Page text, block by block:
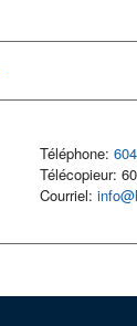
Téléphone:
Télécopieur:
Courriel: